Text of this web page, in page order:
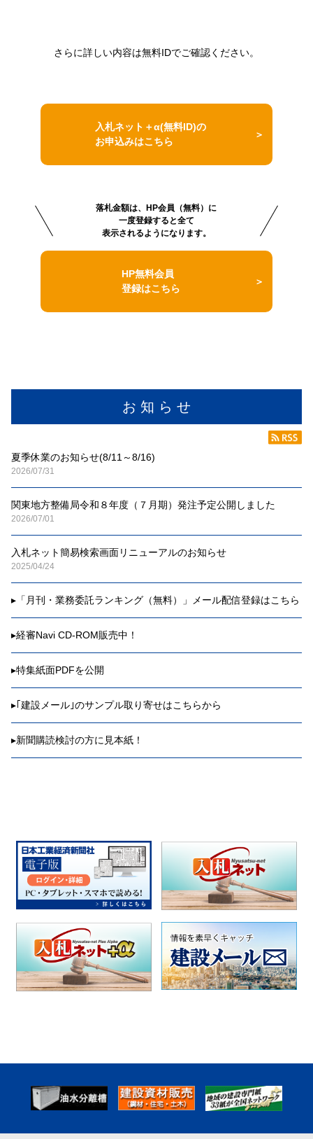
お 知 ら せ
夏季休業のお知らせ(8/11～8/16)
2026/07/31
関東地方整備局令和８年度（７月期）発注予定公開しました
2026/07/01
入札ネット簡易検索画面リニューアルのお知らせ
2025/04/24
▸ 「月刊・業務委託ランキング（無料）」メール配信登録はこちら
▸経審Navi CD-ROM販売中！
▸特集紙面PDFを公開
▸｢建設メール｣のサンプル取り寄せはこちらから
▸新聞購読検討の方に見本紙！
さらに詳しい内容は無料IDでご確認ください。
入札ネット＋α(無料ID)の
お申込みはこちら
落札金額は、HP会員（無料）に
一度登録すると全て
表示されるようになります。
HP無料会員
登録はこちら